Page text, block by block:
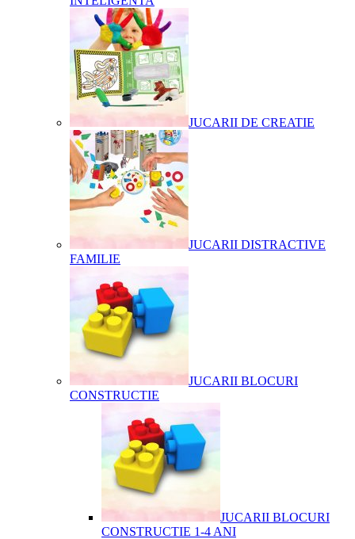
JUCARII DE CREATIE
JUCARII DISTRACTIVE
FAMILIE
JUCARII BLOCURI
CONSTRUCTIE
JUCARII BLOCURI
CONSTRUCTIE 1-4 ANI